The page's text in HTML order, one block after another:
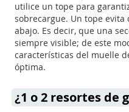
utilice un tope para
sobrecargue. Un tope evita
abajo. Es decir, que una
siempre visible; de este
características del muelle
óptima.
¿1 o 2 resortes de